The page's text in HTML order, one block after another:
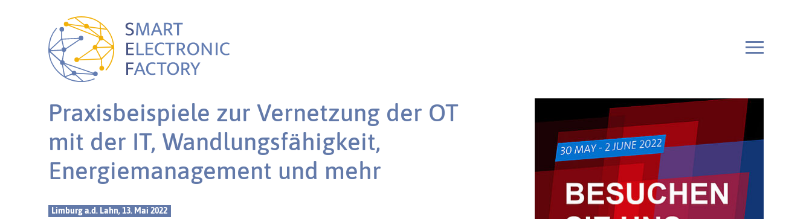
Praxisbeispiele zur Vernetzung der OT
mit der IT, Wandlungsfähigkeit,
Energiemanagement und mehr
Limburg a.d. Lahn, 13. Mai 2022